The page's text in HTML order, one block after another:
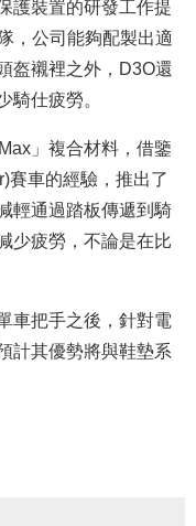
護裝置的研發工作提
，公司能夠配製出適
盔襯裡之外，D3O還
騎仕疲勞。
」複合材料，借鑒
賽車的經驗，推出了
輕通過踏板傳遞到騎
少疲勞，不論是在比
車把手之後，針對電
計其優勢將與鞋墊系